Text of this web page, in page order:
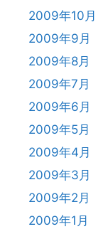
2009年10月
2009年9月
2009年8月
2009年7月
2009年6月
2009年5月
2009年4月
2009年3月
2009年2月
2009年1月